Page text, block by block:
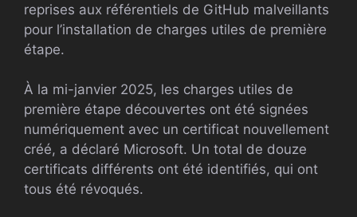
reprises aux référentiels de GitHub malveillants
pour l’installation de charges utiles de première
étape.
À la mi-janvier 2025, les charges utiles de
première étape découvertes ont été signées
numériquement avec un certificat nouvellement
créé, a déclaré Microsoft. Un total de douze
certificats différents ont été identifiés, qui ont
tous été révoqués.